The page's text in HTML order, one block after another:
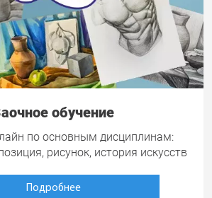
обучение
по основным дисциплинам:
рисунок, история искусств
Подробнее